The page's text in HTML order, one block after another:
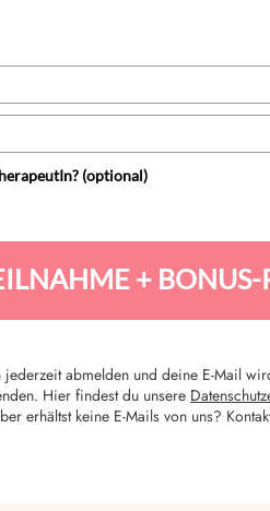
(optional)
+
abmelden und deine E-Mail
Hier findest du unsere
erhältst keine E-Mails von uns?